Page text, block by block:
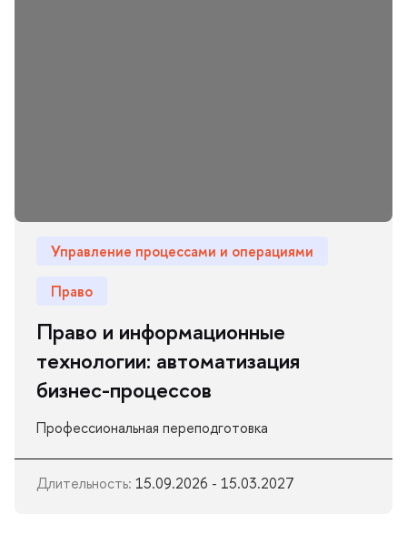
Управление процессами и операциями
Право
Право и информационные
технологии: автоматизация
изнес-процессо
Профессиональная переподготовка
Длительность: 15.09.2026 - 15.03.2027